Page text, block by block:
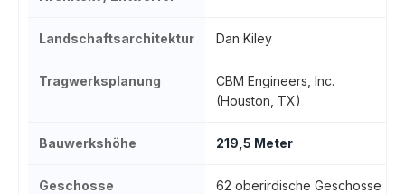
Landschaftsarchitektur Dan Kiley
Tragwerksplanung
CBM Engineers, Inc.
(Houston, TX)
Bauwerkshöhe 219,5 Meter
Geschosse
62 oberirdische Geschosse